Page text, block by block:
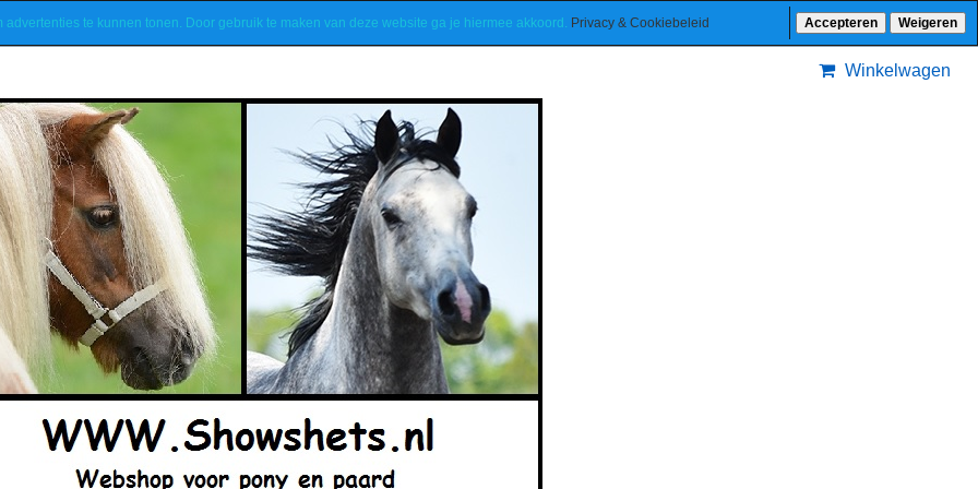
Nieuwsbrief Contact Algemene voorwaarden Klant account
Winkelwagen
te kunnen tonen. Door gebruik te maken van deze website ga je hiermee akkoord. Privacy & Cookiebeleid Accepteren Weigeren